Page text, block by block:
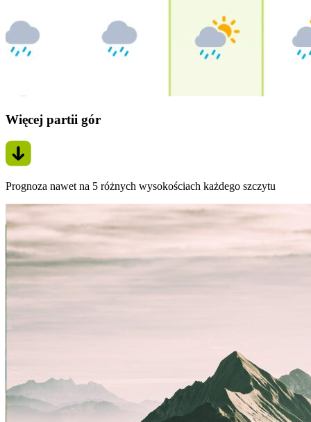
Więcej partii gór
Prognoza nawet na 5 różnych wysokościach każdego szczytu